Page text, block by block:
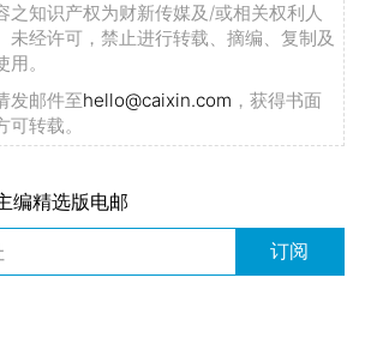
之知识产权为财新传媒及/或相关权利人
未经许可，禁止进行转载、摘编、复制及
。
发邮件至hello@caixin.com ，获得书面
转载。
编精选版电邮
订阅